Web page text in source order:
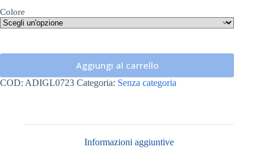
Colore
Aggiungi al carrello
COD: ADIGL0723 Categoria: Senza categoria
Informazioni aggiuntive